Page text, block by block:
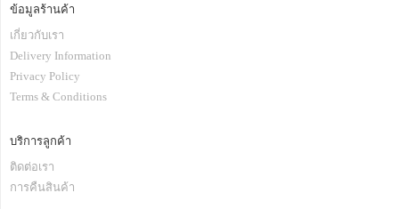
ข้อมูลร้านค้า
เกี่ยวกับเรา
Delivery Information
Privacy Policy
Terms & Conditions
บริการลูกค้า
ติดต่อเรา
การคืนสินค้า